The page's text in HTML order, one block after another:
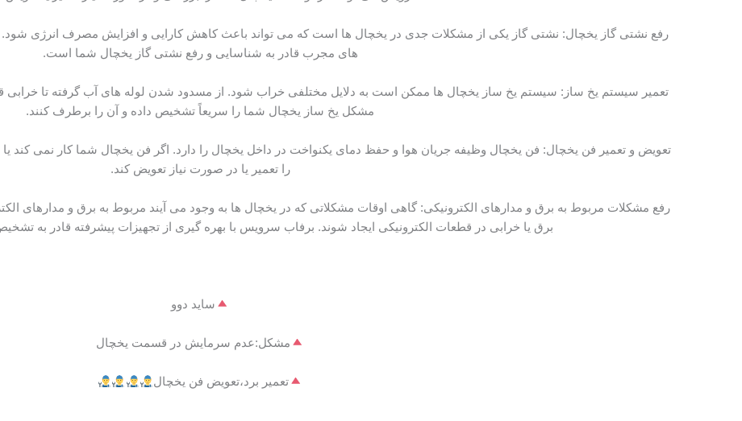
رفع نشتی گاز یخچال: نشتی گاز یکی از مشکلات جدی در یخچال ها است که می تواند باعث کاهش کارایی و افزایش مصرف انرژی شود.
های مجرب قادر به شناسایی و رفع نشتی گاز یخچال شما است.
تعمیر سیستم یخ ساز: سیستم یخ ساز یخچال ها ممکن است به دلایل مختلفی خراب شود. از مسدود شدن لوله های آب گرفته تا خرابی
مشکل یخ ساز یخچال شما را سریعاً تشخیص داده و آن را برطرف کنند.
تعویض و تعمیر فن یخچال: فن یخچال وظیفه جریان هوا و حفظ دمای یکنواخت در داخل یخچال را دارد. اگر فن یخچال شما کار نمی کند
را تعمیر یا در صورت نیاز تعویض کند.
رفع مشکلات مربوط به برق و مدارهای الکترونیکی: گاهی اوقات مشکلاتی که در یخچال ها به وجود می آیند مربوط به برق و مدارهای
برق یا خرابی در قطعات الکترونیکی ایجاد شوند. برفاب سرویس با بهره گیری از تجهیزات پیشرفته قادر به
ساید دوو
مشکل:عدم سرمایش در قسمت یخچال
تعمیر برد،تعویض فن یخچال